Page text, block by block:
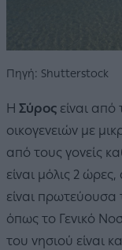
Πηγή: Shutterstock
Η Σύρος είναι
οικογενειών με
από τους γονείς
είναι μόλις 2
είναι πρωτεύουσα
όπως το Γενικό
του νησιού είναι